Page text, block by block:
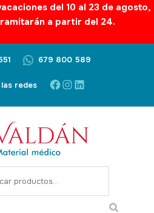
del 10 al 23 de agosto,
a partir del 24.
679 800 589
redes